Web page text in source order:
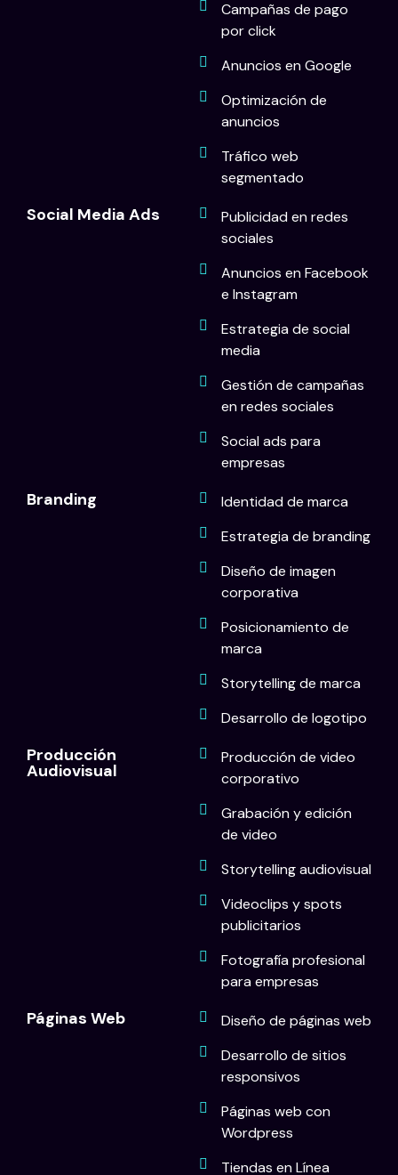
Campañas de pago
por click
Anuncios en Google
Optimización de
anuncios
Tráfico web
segmentado
Social Media Ads
Publicidad en redes
sociales
Anuncios en Facebook
e Instagram
Estrategia de social
media
Gestión de campañas
en redes sociales
Social ads para
empresas
Branding
Identidad de marca
Estrategia de branding
Diseño de imagen
corporativa
Posicionamiento de
marca
Storytelling de marca
Desarrollo de logotipo
Producción
Audiovisual
Producción de video
corporativo
Grabación y edición
de video
Storytelling audiovisual
Videoclips y spots
publicitarios
Fotografía profesional
para empresas
Páginas Web
Diseño de páginas web
Desarrollo de sitios
responsivos
Páginas web con
Wordpress
Tiendas en Línea